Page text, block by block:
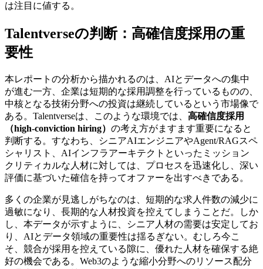
は注目に値する。
Talentverseの判断：高確信度採用の重
要性
本レポートの分析から描かれるのは、AIとデータへの集中
が進む一方、企業は短期的な採用調整を行っているものの、
中核となる技術分野への投資は継続しているという市場像で
ある。Talentverseは、このような環境では、 高確信度採用
（high-conviction hiring） の考え方がますます重要になると
判断する。すなわち、シニアAIエンジニアやAgent/RAGスペ
シャリスト、AIインフラアーキテクトといったミッション
クリティカルな人材に対しては、プロセスを迅速化し、深い
評価に基づいた確信を持ってオファーを出すべきである。
多くの企業が見逃しがちなのは、短期的な求人件数の減少に
過敏になり、長期的な人材投資を控えてしまうことだ。しか
し、本データが示すように、シニア人材の需要は安定してお
り、AIとデータ領域の重要性は揺るぎない。むしろ今こ
そ、競合が採用を控えている隙に、優れた人材を確保する絶
好の機会である。Web3のような縮小分野へのリソース配分